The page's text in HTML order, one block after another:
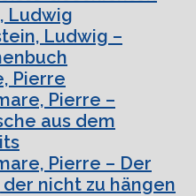
Ludwig
Ludwig –
Pierre
Pierre –
aus dem
Pierre – Der
der nicht zu hängen